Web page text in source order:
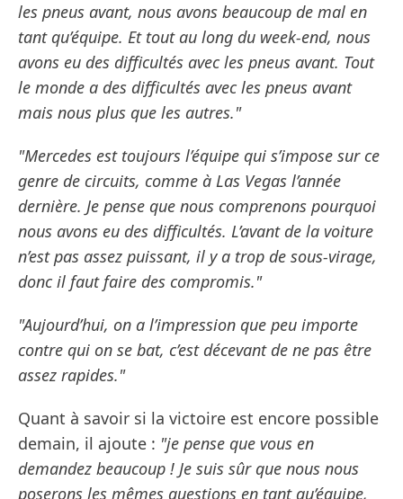
les pneus avant, nous avons beaucoup de mal en
tant qu’équipe. Et tout au long du week-end, nous
avons eu des difficultés avec les pneus avant. Tout
le monde a des difficultés avec les pneus avant
mais nous plus que les autres."
"Mercedes est toujours l’équipe qui s’impose sur ce
genre de circuits, comme à Las Vegas l’année
dernière. Je pense que nous comprenons pourquoi
nous avons eu des difficultés. L’avant de la voiture
n’est pas assez puissant, il y a trop de sous-virage,
donc il faut faire des compromis."
"Aujourd’hui, on a l’impression que peu importe
contre qui on se bat, c’est décevant de ne pas être
assez rapides."
Quant à savoir si la victoire est encore possible
demain, il ajoute : "je pense que vous en
demandez beaucoup ! Je suis sûr que nous nous
poserons les mêmes questions en tant qu’équipe,